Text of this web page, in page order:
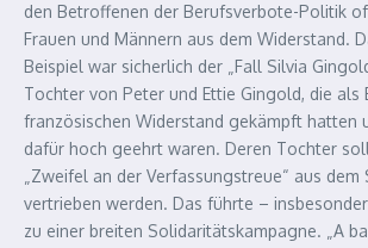
den Betroffenen der Berufsverbote-Politik
Frauen und Männern aus dem Widerstand.
Beispiel war sicherlich der „Fall Silvia
Tochter von Peter und Ettie Gingold, die als
französischen Widerstand gekämpft hatten
dafür hoch geehrt waren. Deren Tochter
„Zweifel an der Verfassungstreue“ aus dem
vertrieben werden. Das führte –
zu einer breiten Solidaritätskampagne. „A